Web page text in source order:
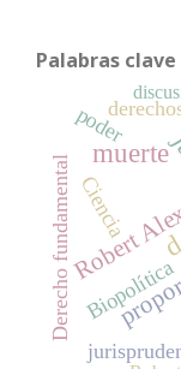
Palabras clave
muerte
Robert
Ciencia
Biopolítica
poder
Derecho fundamental